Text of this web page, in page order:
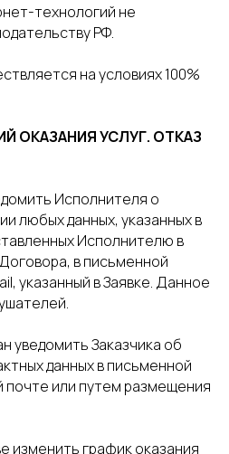
технологий не
РФ.
на условиях 100%
ОКАЗАНИЯ УСЛУГ. ОТКАЗ
Исполнителя о
любых данных, указанных в
Исполнителю в
в письменной
указанный в Заявке. Данное
уведомить Заказчика об
данных в письменной
или путем размещения
изменить график оказания